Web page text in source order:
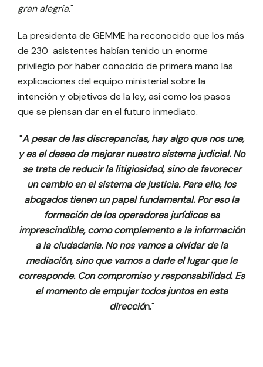
gran alegría."
La presidenta de GEMME ha reconocido que los más
de 230 asistentes habían tenido un enorme
privilegio por haber conocido de primera mano las
explicaciones del equipo ministerial sobre la
intención y objetivos de la ley, así como los pasos
que se piensan dar en el futuro inmediato.
"A pesar de las discrepancias, hay algo que nos une,
y es el deseo de mejorar nuestro sistema judicial. No
se trata de reducir la litigiosidad, sino de favorecer
un cambio en el sistema de justicia. Para ello, los
abogados tienen un papel fundamental. Por eso la
formación de los operadores jurídicos es
imprescindible, como complemento a la información
a la ciudadanía. No nos vamos a olvidar de la
mediación, sino que vamos a darle el lugar que le
corresponde. Con compromiso y responsabilidad. Es
el momento de empujar todos juntos en esta
dirección."